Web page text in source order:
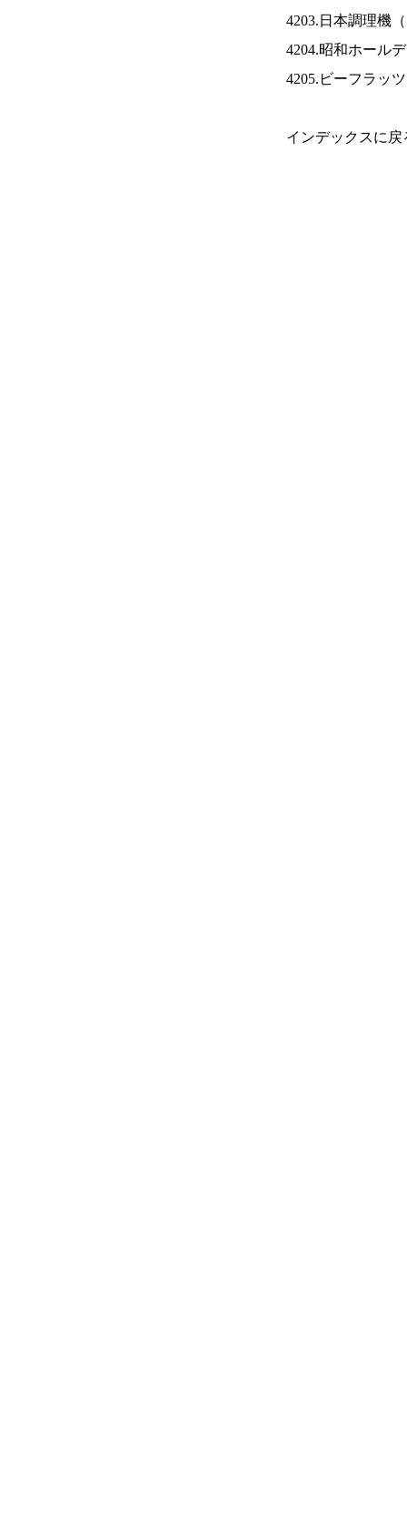
4203.日本調理機（
4204.昭和ホール
4205.ビーフラッ
インデックスに戻